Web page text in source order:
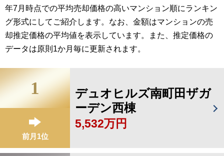
年7月時点での平均売却価格の高いマンション順にランキン
グ形式にしてご紹介します。なお、金額はマンションの売
却推定価格の平均値を表示しています。また、推定価格の
データは原則1か月毎に更新されます。
1
前月1位
デュオヒルズ南町田ザガ
ーデン西棟
5,532万円